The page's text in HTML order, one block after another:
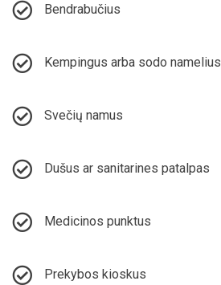
Bendrabučius
Kempingus arba sodo namelius
Svečių namus
Dušus ar sanitarines patalpas
Medicinos punktus
Prekybos kioskus